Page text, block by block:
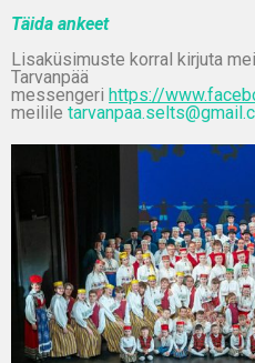
Täida ankeet
Lisaküsimuste korral kirjuta
Tarvanpää
messengeri https://
meilile